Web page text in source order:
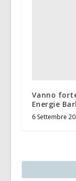
Vanno
Energie
6 Settembre